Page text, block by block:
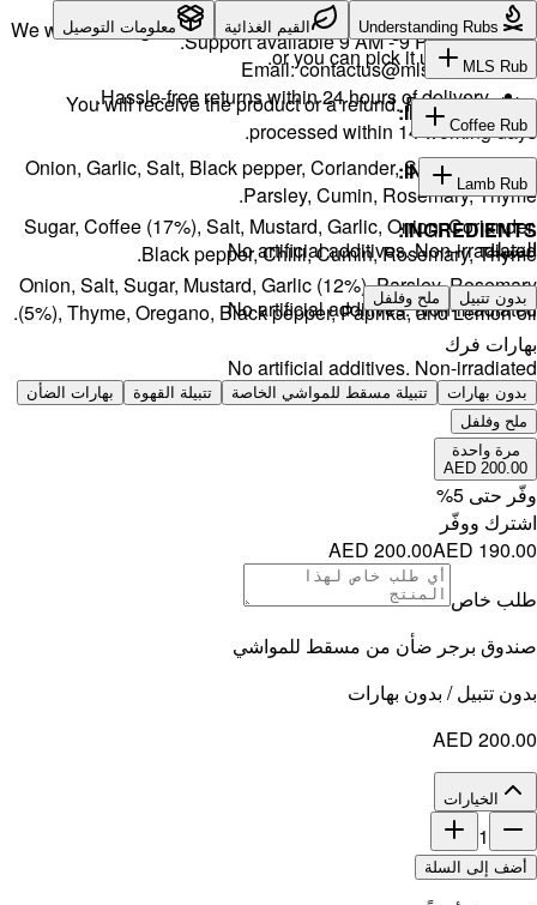
We will
You
Onion,
Sugar,
Onion,
(5%),
بهارات الضأن